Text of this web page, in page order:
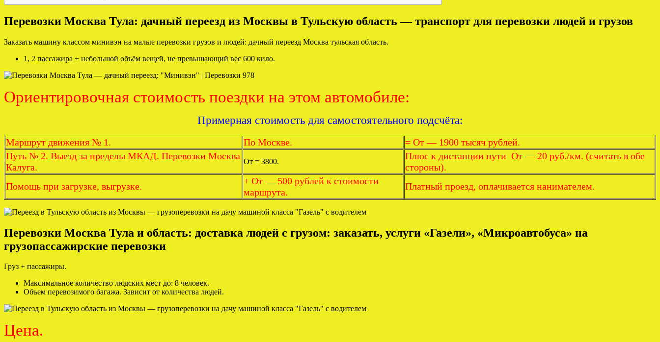
Перевозки Москва Тула: дачный переезд из Москвы в Тульскую область — транспорт для перевозки людей и грузов
Заказать машину классом минивэн на малые перевозки грузов и людей: дачный переезд Москва тульская область.
1, 2 пассажира + небольшой объём вещей, не превышающий вес 600 кило.
Ориентировочная стоимость поездки на этом автомобиле:
Примерная стоимость для самостоятельного подсчёта:
Маршрут движения № 1. По Москве.
= От — 1900 тысяч рублей.
Путь № 2. Выезд за пределы МКАД. Перевозки Москва
Калуга.
От = 3800.
Плюс к дистанции пути От — 20 руб./км. (считать в обе
стороны).
Помощь при загрузке, выгрузке.
+ От — 500 рублей к стоимости
маршрута.
Платный проезд, оплачивается нанимателем.
Перевозки Москва Тула и область: доставка людей с грузом: заказать, услуги «Газели», «Микроавтобуса» на
грузопассажирские перевозки
Груз + пассажиры.
Максимальное количество людских мест до: 8 человек.
Объем перевозимого багажа. Зависит от количества людей.
Цена.